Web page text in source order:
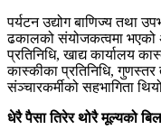
पर्यटन उद्योग बाणिज्य तथा
ढकालको संयोजकत्वमा भएको
प्रतिनिधि, खाद्य कार्यालय
कास्कीका प्रतिनिधि, गुणस्तर
संञ्चारकर्मीको सहभागिता
धेरै पैसा तिरेर थोरै मूल्यको बिल